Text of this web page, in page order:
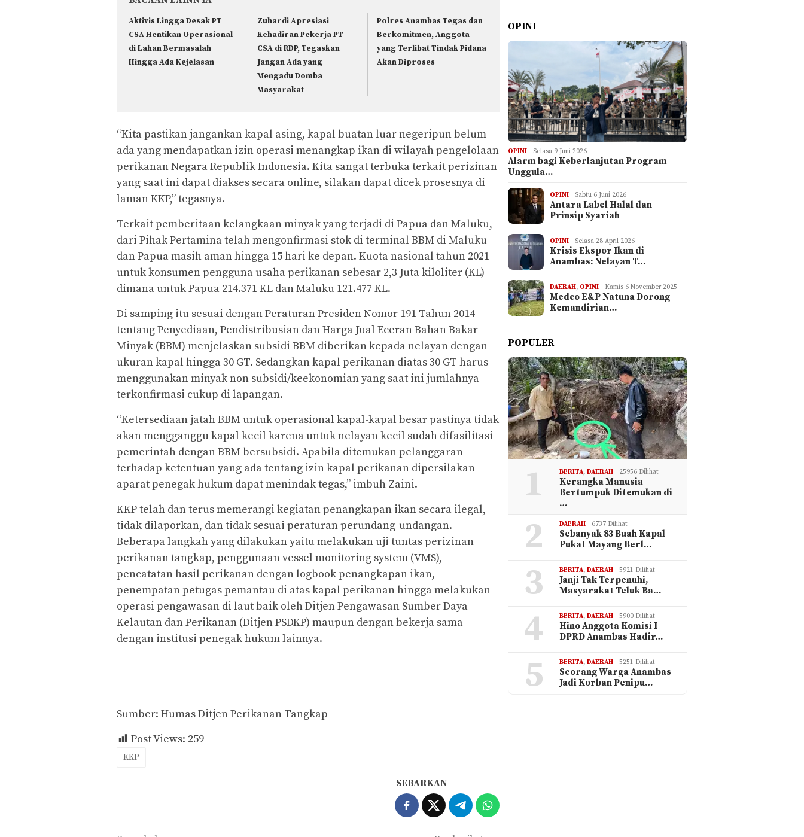
Aktivis Lingga Desak PT
CSA Hentikan Operasional
di Lahan Bermasalah
Hingga Ada Kejelasan
Zuhardi Apresiasi
Kehadiran Pekerja PT
CSA di RDP, Tegaskan
Jangan Ada yang
Mengadu Domba
Masyarakat
Polres Anambas Tegas dan
Berkomitmen, Anggota
yang Terlibat Tindak Pidana
Akan Diproses
“Kita pastikan jangankan kapal asing, kapal buatan luar negeripun belum
ada yang mendapatkan izin operasi menangkap ikan di wilayah pengelolaan
perikanan Negara Republik Indonesia. Kita sangat terbuka terkait perizinan
yang saat ini dapat diakses secara online, silakan dapat dicek prosesnya di
laman KKP,” tegasnya.
Terkait pemberitaan kelangkaan minyak yang terjadi di Papua dan Maluku,
dari Pihak Pertamina telah mengonfirmasi stok di terminal BBM di Maluku
dan Papua masih aman hingga 15 hari ke depan. Kuota nasional tahun 2021
untuk konsumen pengguna usaha perikanan sebesar 2,3 Juta kiloliter (KL)
dimana untuk Papua 214.371 KL dan Maluku 121.477 KL.
Di samping itu sesuai dengan Peraturan Presiden Nomor 191 Tahun 2014
tentang Penyediaan, Pendistribusian dan Harga Jual Eceran Bahan Bakar
Minyak (BBM) menjelaskan subsidi BBM diberikan kepada nelayan dengan
ukuran kapal hingga 30 GT. Sedangkan kapal perikanan diatas 30 GT harus
menggunakan minyak non subsidi/keekonomian yang saat ini jumlahnya
terkonfirmasi cukup di lapangan.
“Ketersediaan jatah BBM untuk operasional kapal-kapal besar pastinya tidak
akan mengganggu kapal kecil karena untuk nelayan kecil sudah difasilitasi
pemerintah dengan BBM bersubsidi. Apabila ditemukan pelanggaran
terhadap ketentuan yang ada tentang izin kapal perikanan dipersilakan
aparat penegak hukum dapat menindak tegas,” imbuh Zaini.
KKP telah dan terus memerangi kegiatan penangkapan ikan secara ilegal,
tidak dilaporkan, dan tidak sesuai peraturan perundang-undangan.
Beberapa langkah yang dilakukan yaitu melakukan uji tuntas perizinan
perikanan tangkap, penggunaan vessel monitoring system (VMS),
pencatatan hasil perikanan dengan logbook penangkapan ikan,
penempatan petugas pemantau di atas kapal perikanan hingga melakukan
operasi pengawasan di laut baik oleh Ditjen Pengawasan Sumber Daya
Kelautan dan Perikanan (Ditjen PSDKP) maupun dengan bekerja sama
dengan institusi penegak hukum lainnya.
Sumber: Humas Ditjen Perikanan Tangkap
Post Views: 259
KKP
SEBARKAN
OPINI
OPINI Selasa 9 Juni 2026
Alarm bagi Keberlanjutan Program
Unggula…
OPINI Sabtu 6 Juni 2026
Antara Label Halal dan
Prinsip Syariah
OPINI Selasa 28 April 2026
Krisis Ekspor Ikan di
Anambas: Nelayan T…
DAERAH, OPINI Kamis 6 November 2025
Medco E&P Natuna Dorong
Kemandirian…
POPULER
1 BERITA,DAERAH 25956 Dilihat
Kerangka Manusia
Bertumpuk Ditemukan di
…
2 DAERAH 6737 Dilihat
Sebanyak 83 Buah Kapal
Pukat Mayang Berl…
3 BERITA,DAERAH 5921 Dilihat
Janji Tak Terpenuhi,
Masyarakat Teluk Ba…
4 BERITA,DAERAH 5900 Dilihat
Hino Anggota Komisi I
DPRD Anambas Hadir…
5 BERITA,DAERAH 5251 Dilihat
Seorang Warga Anambas
Jadi Korban Penipu…